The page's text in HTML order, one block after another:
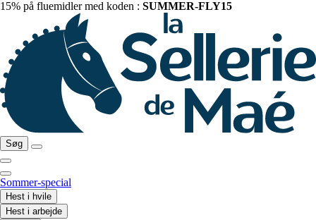
15% på fluemidler med koden : SUMMER-FLY15
Søg
Sommer-special
Hest i hvile
Hest i arbejde